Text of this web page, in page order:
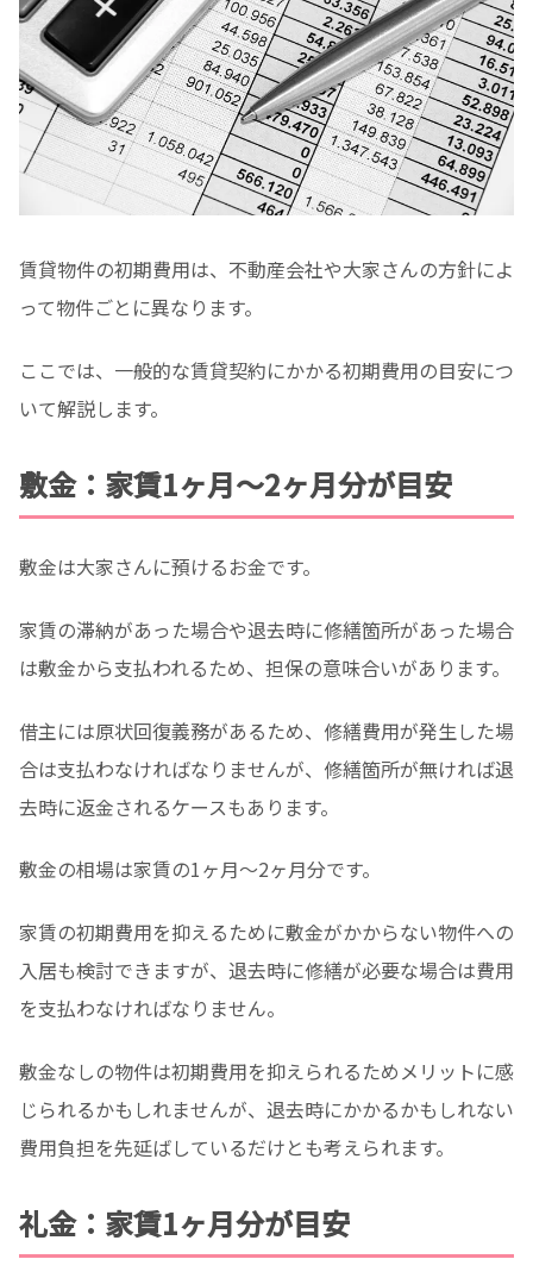
賃貸物件の初期費用は、不動産会社や大家さんの方針によ
って物件ごとに異なります。
ここでは、一般的な賃貸契約にかかる初期費用の目安につ
いて解説します。
敷金：家賃1ヶ月～2ヶ月分が目安
敷金は大家さんに預けるお金です。
家賃の滞納があった場合や退去時に修繕箇所があった場合
は敷金から支払われるため、担保の意味合いがあります。
借主には原状回復義務があるため、修繕費用が発生した場
合は支払わなければなりませんが、修繕箇所が無ければ退
去時に返金されるケースもあります。
敷金の相場は家賃の1ヶ月〜2ヶ月分です。
家賃の初期費用を抑えるために敷金がかからない物件への
入居も検討できますが、退去時に修繕が必要な場合は費用
を支払わなければなりません。
敷金なしの物件は初期費用を抑えられるためメリットに感
じられるかもしれませんが、退去時にかかるかもしれない
費用負担を先延ばしているだけとも考えられます。
礼金：家賃1ヶ月分が目安